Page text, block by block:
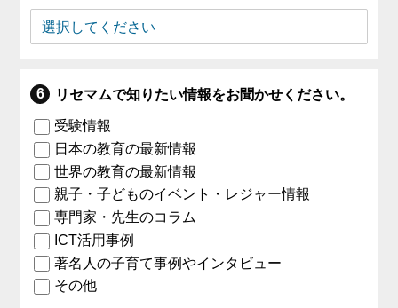
リセマムで知りたい情報をお聞かせください。
受験情報
日本の教育の最新情報
世界の教育の最新情報
親子・子どものイベント・レジャー情報
専門家・先生のコラム
ICT活用事例
著名人の子育て事例やインタビュー
その他